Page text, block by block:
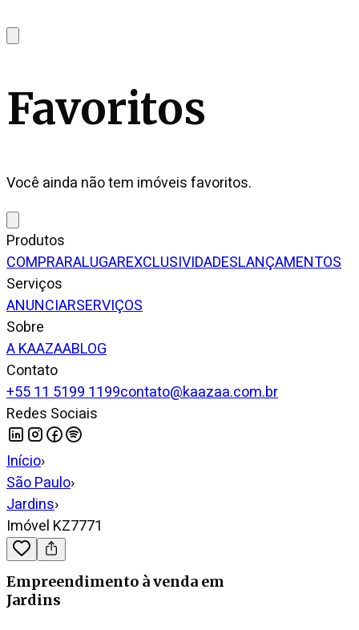
Favoritos
Você ainda não tem imóveis favoritos.
Produtos
COMPRARALUGAREXCLUSIVIDADESLANÇAMENTOS
Serviços
ANUNCIARSERVIÇOS
Sobre
A KAAZAABLOG
Contato
+55 11 5199 1199contato@kaazaa.com.br
Redes Sociais
Início›
São Paulo›
Jardins›
Imóvel KZ7771
Empreendimento à venda em
Jardins